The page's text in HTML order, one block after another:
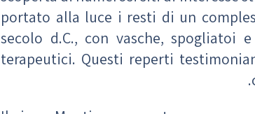
portato alla luce i resti di un
secolo d.C., con vasche, spogliatoi
terapeutici. Questi reperti